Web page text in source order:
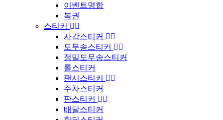
이벤트명함
복권
스티커
사각스티커
도무송스티커
정밀도무송스티커
롤스티커
팬시스티커
주차스티커
판스티커
배달스티커